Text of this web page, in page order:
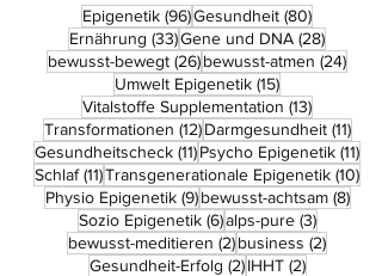
Epigenetik (96)96 Beiträge
Gesundheit (80)80
Ernährung (33)33 Beiträge
Gene und DNA (28)28
bewusst-bewegt (26)26 Beiträge
bewusst-atmen (24)24
Umwelt Epigenetik (15)15 Beiträge
Vitalstoffe Supplementation (13)13 Beiträge
Transformationen (12)12 Beiträge
Darmgesundheit (11)11
Gesundheitscheck (11)11 Beiträge
Psycho Epigenetik (11)11
Schlaf (11)11 Beiträge
Transgenerationale Epigenetik (10)10
Physio Epigenetik (9)9 Beiträge
bewusst-achtsam (8)8
Sozio Epigenetik (6)6 Beiträge
alps-pure (3)3 Beiträge
bewusst-meditieren (2)2 Beiträge
business (2)2
Gesundheit-Erfolg (2)2 Beiträge
IHHT (2)2 Beiträge